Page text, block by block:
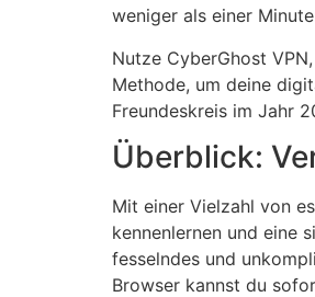
weniger als einer
Nutze CyberGhost
Methode, um deine
Freundeskreis im Jahr
Überblick:
Mit einer Vielzahl von
kennenlernen und eine
fesselndes und
Browser kannst du